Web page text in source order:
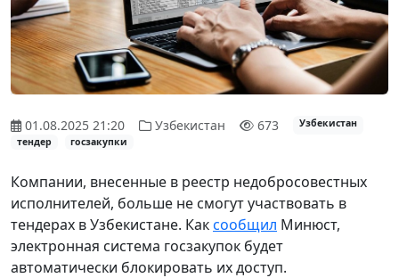
01.08.2025 21:20 Узбекистан 673
Узбекистан
тендер
госзакупки
Компании, внесенные в реестр недобросовестных
исполнителей, больше не смогут участвовать в
тендерах в Узбекистане. Каксообщил Минюст,
электронная система госзакупок будет
автоматически блокировать их доступ.